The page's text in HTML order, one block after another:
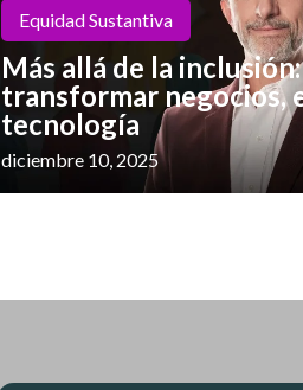
Equidad Sustantiva
Más allá de la
transformar negocios,
tecnología
diciembre 10, 2025